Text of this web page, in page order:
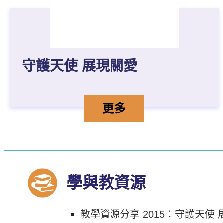
守護天使 展現關愛
守護天使 展現關愛的
更多詳情
學與教資源
教學資源分享 2015︰守護天使